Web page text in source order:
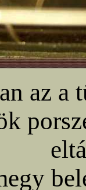
az a